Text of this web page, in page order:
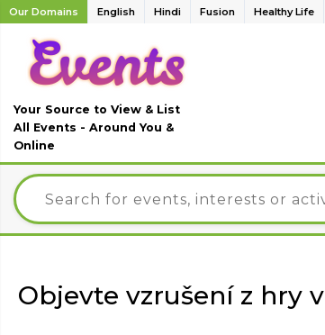
Our Domains English Hindi Fusion Healthy Life
Your Source to View & List
All Events - Around You &
Online
Objevte vzrušení z hry